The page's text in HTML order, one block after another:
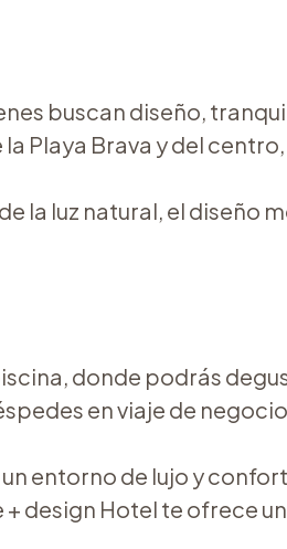
buscan diseño,
Playa Brava y del
la luz natural, el diseño
donde podrás
en viaje de
entorno de lujo y
design Hotel te ofrece